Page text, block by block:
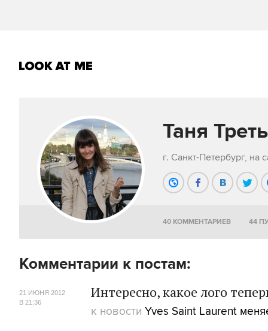
Таня
г. Санкт-Петербург, на
40 КОММЕНТАРИЕВ 44
Комментарии к постам:
Интересно, какое лого
21 ИЮНЯ 2012
В 21:36
к новости Yves Saint Laurent